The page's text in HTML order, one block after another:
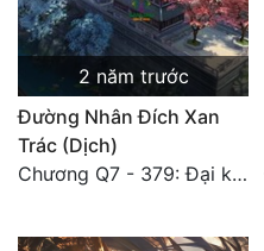
Sát Phạt Quyết Đoán
Vô Sỉ
Điềm Đạm
2 năm trước
Đường Nhân Đích Xan
Trác (Dịch)
Chương Q7 - 379: Đại kết cục: Về nhà là phải vui vẻ. (2)